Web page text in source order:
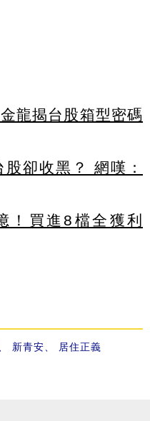
龍揭台股箱型密碼
卻收黑？ 網嘆：
！買進8檔全獲利
新青安 居住正義